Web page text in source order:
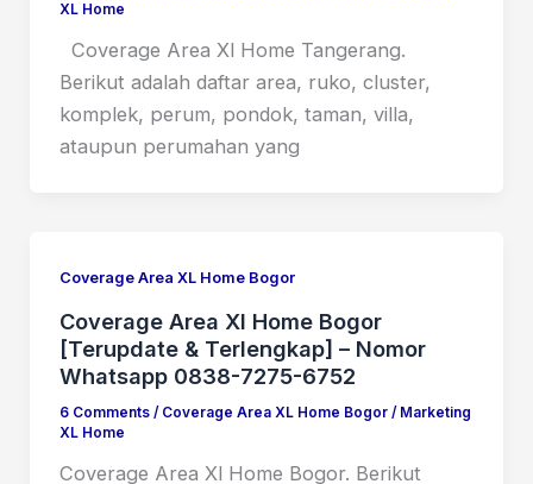
XL Home
Coverage Area Xl Home Tangerang.
Berikut adalah daftar area, ruko, cluster,
komplek, perum, pondok, taman, villa,
ataupun perumahan yang
Coverage Area XL Home Bogor
Coverage Area Xl Home Bogor
[Terupdate & Terlengkap] – Nomor
Whatsapp 0838-7275-6752
6 Comments / Coverage Area XL Home Bogor/ Marketing
XL Home
Coverage Area Xl Home Bogor. Berikut